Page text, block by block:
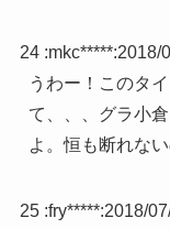
24 :mkc*****:2018/
うわー！このタ
て、、、グラ小
よ。恒も断れな
25 :fry*****:2018/